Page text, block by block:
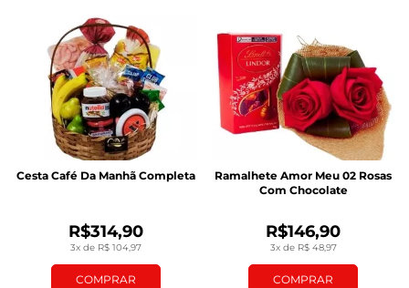
COMPRAR
3x de R$ 104,97
R$314,90
Cesta Café Da Manhã Completa
COMPRAR
3x de R$ 48,97
R$146,90
Ramalhete Amor Meu 02 Rosas
Com Chocolate